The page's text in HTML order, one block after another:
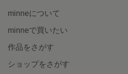
minneについて
minneで買いたい
作品をさがす
ショップをさがす